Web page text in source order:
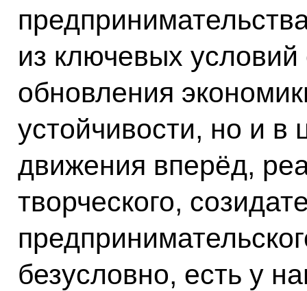
из ключевых
обновления
устойчивости, но и
движения вперёд,
творческого,
безусловно, есть у